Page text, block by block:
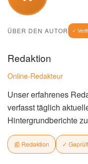
auch:
FC Barcelona
Weitere
Detaillierte
Regierung.
Überblick:
(Februar/März
Kraftstoff